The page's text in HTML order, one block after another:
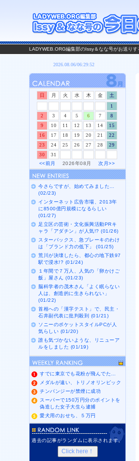
LADYWEB.ORG編集部のIssy＆なな号がお送りす
日 月 火 水 木 金
土
1
2
3 4 5 6 7
8
9
10 11 12 13 14
15
16
17 18 19 20 21
22
23
24 25 26 27 28
29
30
31
<<前月
2026年08月次月>>
今さらですが、始めてみました…
(02/23)
インターネット広告市場、2013年
に8500億円規模になるらしい
(01/27)
足立区の芸術・文化振興活動PRキ
ャラ「アダチン」が人気!? (01/26)
スターバックス、急ブレーキのわけ
は「ブランド力の低下」 (01/25)
荒川が決壊したら、都心の地下鉄97
駅で浸水!? (01/24)
１年間で７万人、人気の「卵かけご
飯」屋さん (01/23)
脳科学者の茂木さん「よく眠らない
人は、創造的に生きられない」
(01/22)
首相への「漢字テスト」で、民主・
石井副代表に批判殺到 (01/21)
ソニーのポケットスタイルPCが人
気らしい (01/20)
誰も気づかないような、リニューア
ルをしました (01/19)
すでに東京でも花粉が飛んでた…
メダルが遠い、トリノオリンピック
チンパンジーが禁煙に成功
スーパーで150万円分のポイントを
偽造した女子大生ら逮捕
愛犬用のおせち、５万円
過去の記事がランダムに表示されます。